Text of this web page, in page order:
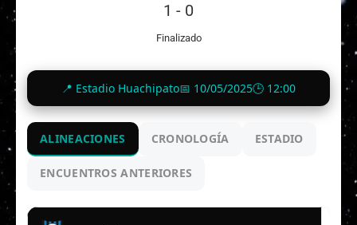
1 - 0
Finalizado
📍 Estadio Huachipato📅 10/05/2025🕒 12:00
ALINEACIONES CRONOLOGÍA ESTADIO
ENCUENTROS ANTERIORES